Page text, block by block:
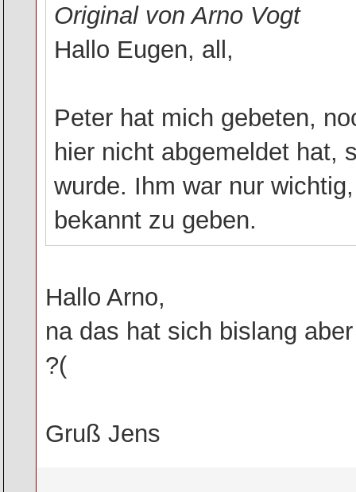
Original von Arno Vogt
Hallo Eugen, all,
Peter hat mich gebeten,
hier nicht abgemeldet hat,
wurde. Ihm war nur
bekannt zu geben.
Hallo Arno,
na das hat sich bislang
?(
Gruß Jens